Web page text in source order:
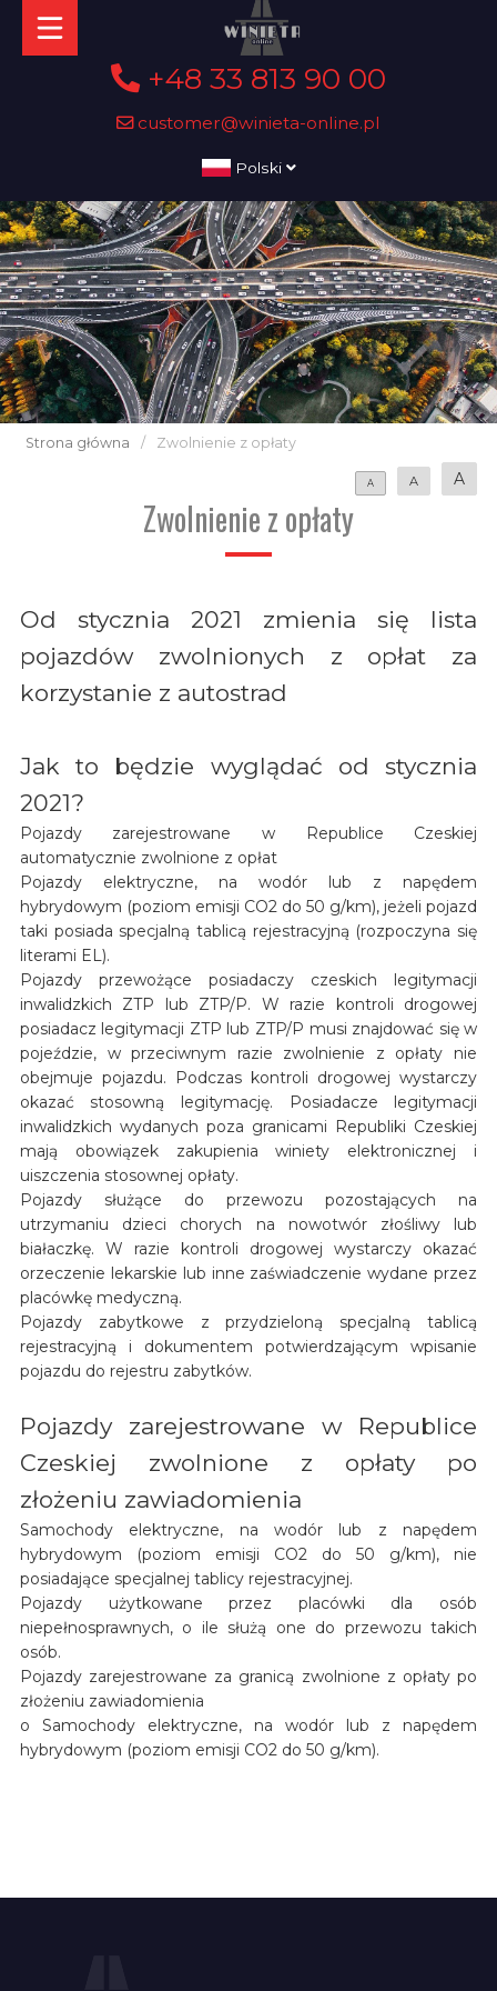
+48 33 813 90 00
customer@winieta-online.pl
Polski
Strona główna / Zwolnienie z opłaty
A A A
Zwolnienie z opłaty
Od stycznia 2021 zmienia się lista
pojazdów zwolnionych z opłat za
korzystanie z autostrad
Jak to będzie wyglądać od stycznia
2021?
Pojazdy zarejestrowane w Republice Czeskiej
automatycznie zwolnione z opłat
Pojazdy elektryczne, na wodór lub z napędem
hybrydowym (poziom emisji CO2 do 50 g/km), jeżeli pojazd
taki posiada specjalną tablicą rejestracyjną (rozpoczyna się
literami EL).
Pojazdy przewożące posiadaczy czeskich legitymacji
inwalidzkich ZTP lub ZTP/P. W razie kontroli drogowej
posiadacz legitymacji ZTP lub ZTP/P musi znajdować się w
pojeździe, w przeciwnym razie zwolnienie z opłaty nie
obejmuje pojazdu. Podczas kontroli drogowej wystarczy
okazać stosowną legitymację. Posiadacze legitymacji
inwalidzkich wydanych poza granicami Republiki Czeskiej
mają obowiązek zakupienia winiety elektronicznej i
uiszczenia stosownej opłaty.
Pojazdy służące do przewozu pozostających na
utrzymaniu dzieci chorych na nowotwór złośliwy lub
białaczkę. W razie kontroli drogowej wystarczy okazać
orzeczenie lekarskie lub inne zaświadczenie wydane przez
placówkę medyczną.
Pojazdy zabytkowe z przydzieloną specjalną tablicą
rejestracyjną i dokumentem potwierdzającym wpisanie
pojazdu do rejestru zabytków.
Pojazdy zarejestrowane w Republice
Czeskiej zwolnione z opłaty po
złożeniu zawiadomienia
Samochody elektryczne, na wodór lub z napędem
hybrydowym (poziom emisji CO2 do 50 g/km), nie
posiadające specjalnej tablicy rejestracyjnej.
Pojazdy użytkowane przez placówki dla osób
niepełnosprawnych, o ile służą one do przewozu takich
osób.
Pojazdy zarejestrowane za granicą zwolnione z opłaty po
złożeniu zawiadomienia
o Samochody elektryczne, na wodór lub z napędem
hybrydowym (poziom emisji CO2 do 50 g/km).